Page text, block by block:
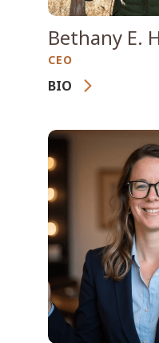
Bethany E.
CEO
BIO
Mit mehr als
integrierten
der Führung
strategischen
Bethany
Chief
International,
Organisation,